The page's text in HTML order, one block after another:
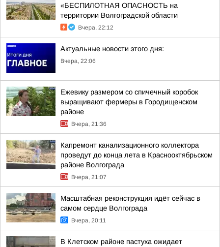
«БЕСПИЛОТНАЯ ОПАСНОСТЬ на
территории Волгоградской области
Вчера, 22:12
Актуальные новости этого дня:
Вчера, 22:06
Ежевику размером со спичечный коробок
выращивают фермеры в Городищенском
районе
Вчера, 21:36
Капремонт канализационного коллектора
проведут до конца лета в Краснооктябрьском
районе Волгограда
Вчера, 21:07
Масштабная реконструкция идёт сейчас в
самом сердце Волгограда
Вчера, 20:11
В Клетском районе пастуха ожидает